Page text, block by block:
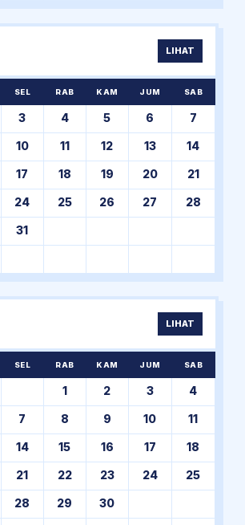
LIHAT
SEL RAB KAM JUM SAB
3 4 5 6 7
10 11 12 13 14
17 18 19 20 21
24 25 26 27 28
31
LIHAT
SEL RAB KAM JUM SAB
1 2 3 4
7 8 9 10 11
14 15 16 17 18
21 22 23 24 25
28 29 30